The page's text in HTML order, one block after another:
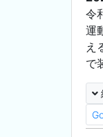
令
運
え
で